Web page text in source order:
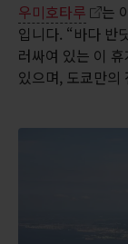
우미호타루
는
입니다. “바다 반
러싸여 있는 이
있으며, 도쿄만의